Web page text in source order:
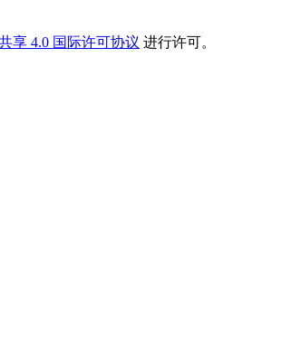
享 4.0 国际许可协议 进行许可。